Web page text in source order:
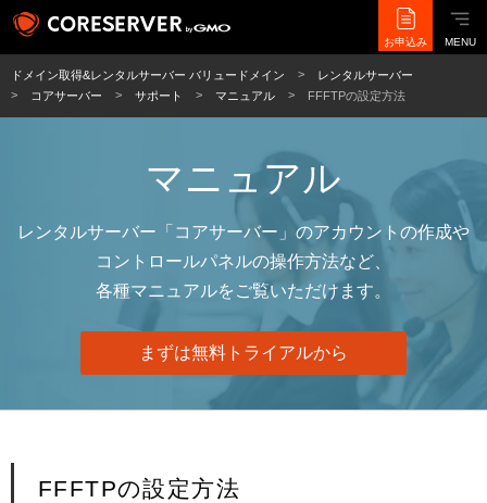
お申込み MENU
ドメイン取得&レンタルサーバー バリュードメイン
レンタルサーバー
コアサーバー
サポート マニュアル FFFTPの設定方法
マニュアル
レンタルサーバー「コアサーバー」のアカウントの作成や
コントロールパネルの操作方法など、
各種マニュアルをご覧いただけます。
まずは無料トライアルから
FFFTPの設定方法